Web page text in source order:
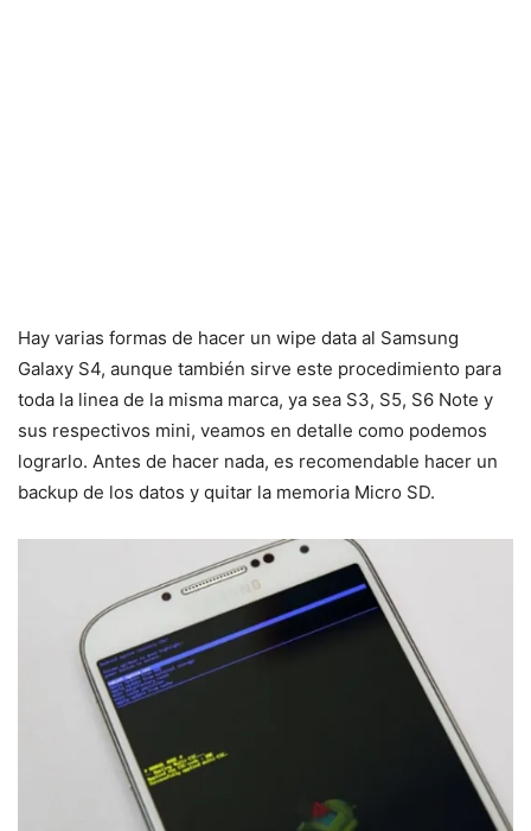
Hay varias formas de hacer un wipe data al Samsung
Galaxy S4, aunque también sirve este procedimiento para
toda la linea de la misma marca, ya sea S3, S5, S6 Note y
sus respectivos mini, veamos en detalle como podemos
lograrlo. Antes de hacer nada, es recomendable hacer un
backup de los datos y quitar la memoria Micro SD.